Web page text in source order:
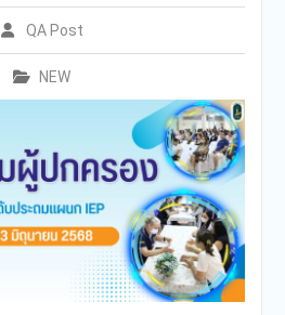
ารศึกษาใน
QA Post
NEW